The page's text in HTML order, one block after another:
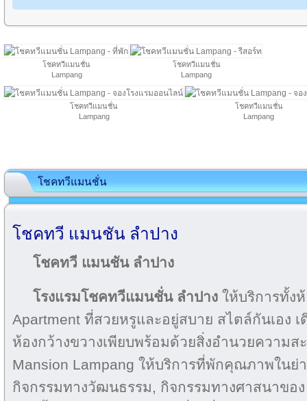
โชคทวีแมนชั่น
Lampang
โชคทวีแมนชั่น
Lampang
โชคทวีแมนชั่น
Lampang
โชคทวีแมนชั่น
Lampang
โชคทวีแมนชั่น
โชคทวี แมนชัน ลำปาง
โชคทวี แมนชัน ลำปาง
โรงแรมโชคทวีแมนชั่น ลำปาง ให้บริการทั้ง
Apartment ที่สวยหรูและอยู่สบาย สไตล์กันเอง
ห้องกว้างขวางเพียบพร้อมด้วยสิ่งอำนวยความส
Mansion Lampang ให้บริการที่พักคุณภาพในย่
กิจกรรมทางวัฒนธรรม, กิจกรรมทางศาสนาของ